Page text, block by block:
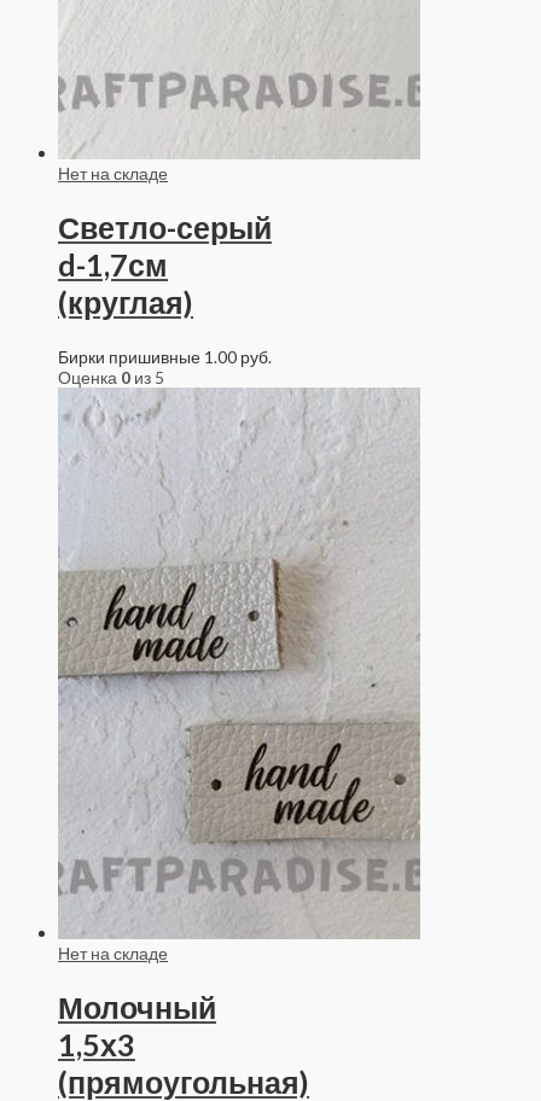
Нет на складе
Светло-серый
d-1,7см
(круглая)
Бирки пришивные 1.00 руб.
Оценка 0 из 5
Нет на складе
Молочный
1,5х3
(прямоугольная)